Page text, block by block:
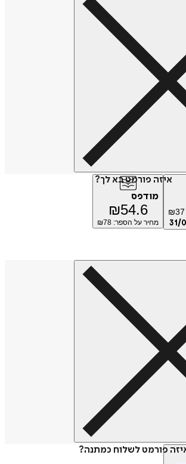
איזה פורמט בא לך?
₪37
31/
מודפס
₪54.6
מחיר על הספר: ₪ 78
פורמט לשלוח כמתנה?